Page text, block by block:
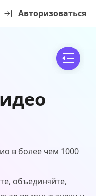
Авторизоваться
в более чем 1000
объединяйте,